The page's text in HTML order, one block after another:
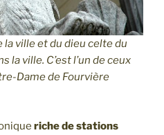
la ville et du dieu celte du
la ville. C’est l’un de ceux
Dame de Fourvière
riche de stations